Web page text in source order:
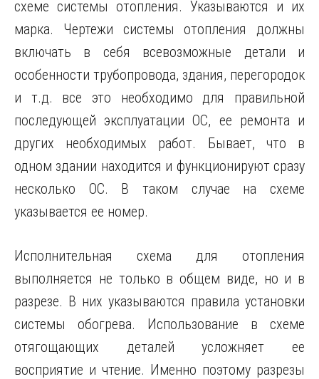
схеме системы отопления. Указываются и их
марка. Чертежи системы отопления должны
включать в себя всевозможные детали и
особенности трубопровода, здания, перегородок
и т.д. все это необходимо для правильной
последующей эксплуатации ОС, ее ремонта и
других необходимых работ. Бывает, что в
одном здании находится и функционируют сразу
несколько ОС. В таком случае на схеме
указывается ее номер.
Исполнительная схема для отопления
выполняется не только в общем виде, но и в
разрезе. В них указываются правила установки
системы обогрева. Использование в схеме
отягощающих деталей усложняет ее
восприятие и чтение. Именно поэтому разрезы